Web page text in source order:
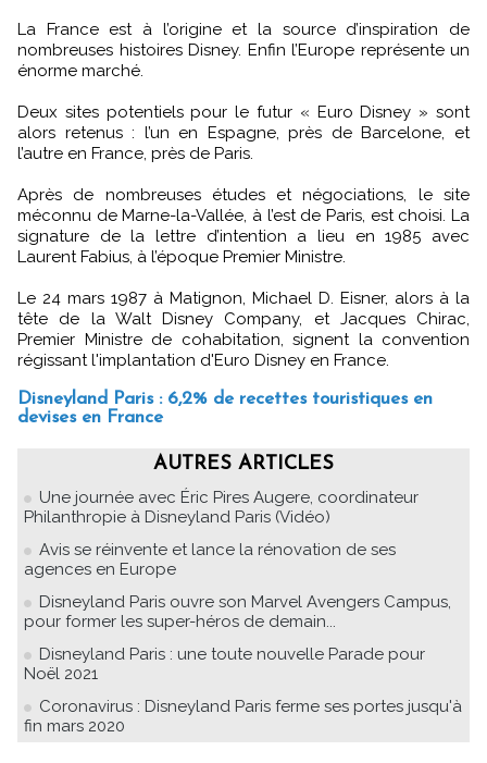
La France est à l’origine et la source d’inspiration de
nombreuses histoires Disney. Enfin l’Europe représente un
énorme marché.
Deux sites potentiels pour le futur « Euro Disney » sont
alors retenus : l’un en Espagne, près de Barcelone, et
l’autre en France, près de Paris.
Après de nombreuses études et négociations, le site
méconnu de Marne-la-Vallée, à l’est de Paris, est choisi. La
signature de la lettre d’intention a lieu en 1985 avec
Laurent Fabius, à l’époque Premier Ministre.
Le 24 mars 1987 à Matignon, Michael D. Eisner, alors à la
tête de la Walt Disney Company, et Jacques Chirac,
Premier Ministre de cohabitation, signent la convention
régissant l'implantation d'Euro Disney en France.
Disneyland Paris : 6,2% de recettes touristiques en
devises en France
AUTRES ARTICLES
Une journée avec Éric Pires Augere, coordinateur
Philanthropie à Disneyland Paris (Vidéo)
Avis se réinvente et lance la rénovation de ses
agences en Europe
Disneyland Paris ouvre son Marvel Avengers Campus,
pour former les super-héros de demain...
Disneyland Paris : une toute nouvelle Parade pour
Noël 2021
Coronavirus : Disneyland Paris ferme ses portes jusqu'à
fin mars 2020